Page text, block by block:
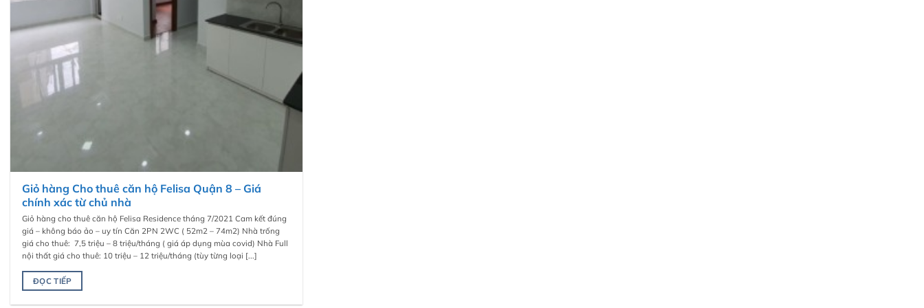
Giỏ hàng Cho thuê căn hộ Felisa Quận 8 – Giá
chính xác từ chủ nhà
Giỏ hàng cho thuê căn hộ Felisa Residence tháng 7/2021 Cam kết đúng
giá – không báo ảo – uy tín Căn 2PN 2WC ( 52m2 – 74m2) Nhà trống
giá cho thuê: 7,5 triệu – 8 triệu/tháng ( giá áp dụng mùa covid) Nhà Full
nội thất giá cho thuê: 10 triệu – 12 triệu/tháng (tùy từng loại [...]
ĐỌC TIẾP